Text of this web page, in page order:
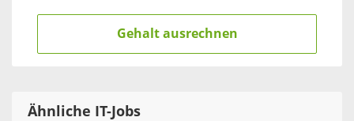
Gehalt ausrechnen
Ähnliche IT-Jobs